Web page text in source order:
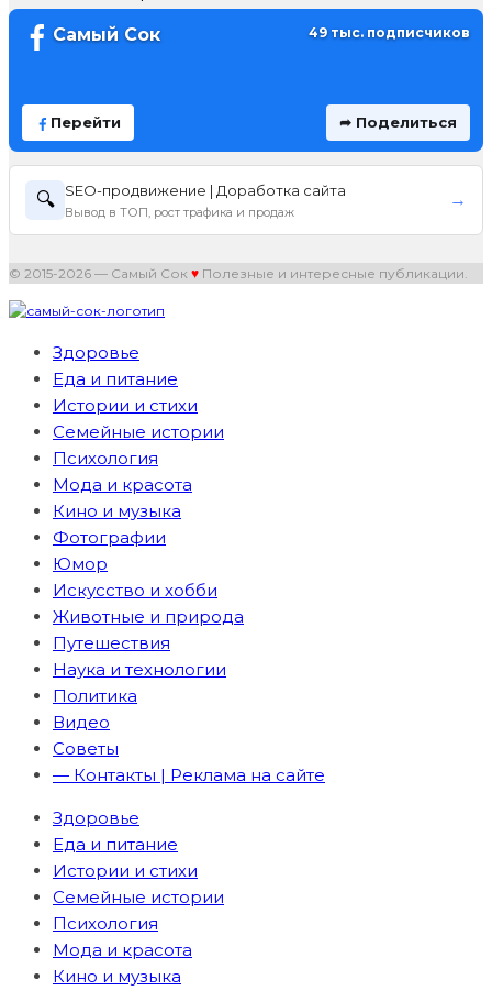
Самый Сок 49 тыс. подписчиков
Перейти ➦ Поделиться
🔍 SEO-продвижение | Доработка сайта
Вывод в ТОП, рост трафика и продаж
→
© 2015-2026 — Самый Сок ♥ Полезные и интересные публикации.
Здоровье
Еда и питание
Истории и стихи
Семейные истории
Психология
Мода и красота
Кино и музыка
Фотографии
Юмор
Искусство и хобби
Животные и природа
Путешествия
Наука и технологии
Политика
Видео
Советы
— Контакты | Реклама на сайте
Здоровье
Еда и питание
Истории и стихи
Семейные истории
Психология
Мода и красота
Кино и музыка